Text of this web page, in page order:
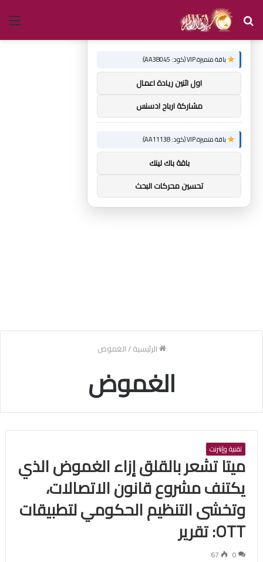
بحث
عن
الرئيسية/الغموض
الغموض
تقنية وإنترنت
ميتا تشعر بالقلق إزاء الغموض الذي
يكتنف مشروع قانون الاتصالات،
وتخشى التنظيم الحكومي لتطبيقات
OTT: تقرير
0
67
توصيات :
باقة متميزة VIP (كود: AA38045):
اول اثنين ريادة اعمال
مشاركة ارباح ادسنس
باقة متميزة VIP (كود: AA11138):
باقة باك لينك
تحسين محركات البحث